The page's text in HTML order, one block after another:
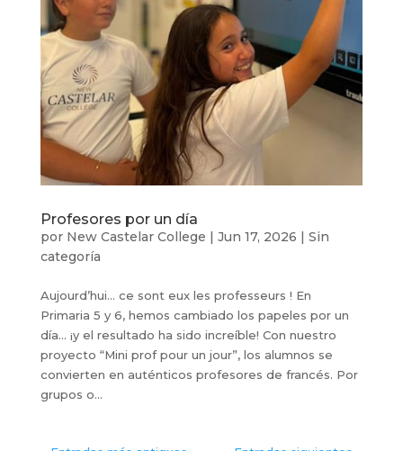
Profesores por un día
por New Castelar College | Jun 17, 2026 | Sin
categoría
Aujourd’hui… ce sont eux les professeurs ! En
Primaria 5 y 6, hemos cambiado los papeles por un
día… ¡y el resultado ha sido increíble! Con nuestro
proyecto “Mini prof pour un jour”, los alumnos se
convierten en auténticos profesores de francés. Por
grupos o...